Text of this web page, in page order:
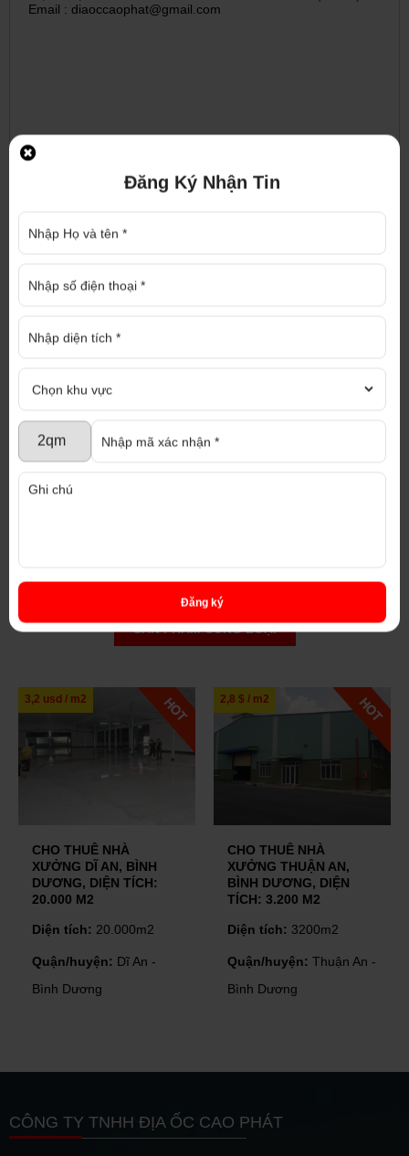
Email : diaoccaophat@gmail.com
ĐĂNG KÝ NHẬN TƯ VẤN
SẢN PHẨM CÙNG LOẠI
3,2 usd / m2
CHO THUÊ NHÀ
XƯỞNG DĨ AN, BÌNH
DƯƠNG, DIỆN TÍCH:
20.000 M2
Diện tích: 20.000m2
Quận/huyện: Dĩ An -
Bình Dương
2,8 $ / m2
CHO THUÊ NHÀ
XƯỞNG THUẬN AN,
BÌNH DƯƠNG, DIỆN
TÍCH: 3.200 M2
Diện tích: 3200m2
Quận/huyện: Thuận An -
Bình Dương
CÔNG TY TNHH ĐỊA ỐC CAO PHÁT
Đăng Ký Nhận Tin
Đăng ký